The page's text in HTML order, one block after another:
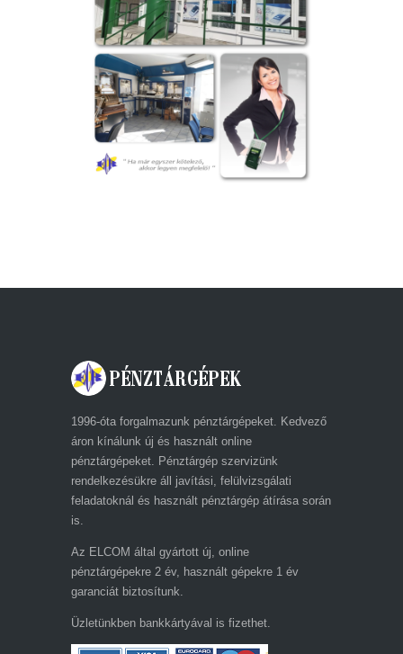
1996-óta forgalmazunk pénztárgépeket. Kedvező
áron kínálunk új és használt online
pénztárgépeket. Pénztárgép szervizünk
rendelkezésükre áll javítási, felülvizsgálati
feladatoknál és használt pénztárgép átírása során
is.
Az ELCOM által gyártott új, online
pénztárgépekre 2 év, használt gépekre 1 év
garanciát biztosítunk.
Üzletünkben bankkártyával is fizethet.